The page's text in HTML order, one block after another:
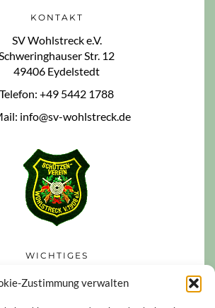
Zustimmung verwalten
KONTAKT
SV Wohlstreck e.V.
Str. 12
49406 Eydelstedt
Telefon: +49 5442 1788
info@sv-wohlstreck.de
WICHTIGES
Datenschutzerklärung
Impressum